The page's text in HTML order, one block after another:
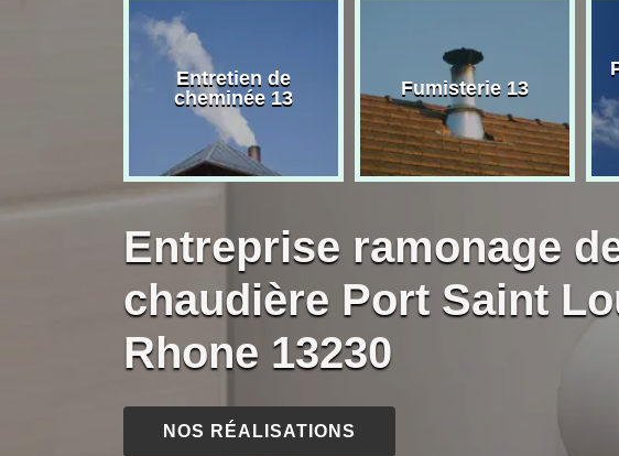
Entretien de
cheminée 13
Fumisterie 13
Entreprise ramonage
chaudière Port Saint
Rhone 13230
NOS RÉALISATIONS